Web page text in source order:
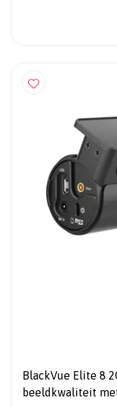
BlackVue Elite 8
beeldkwaliteit